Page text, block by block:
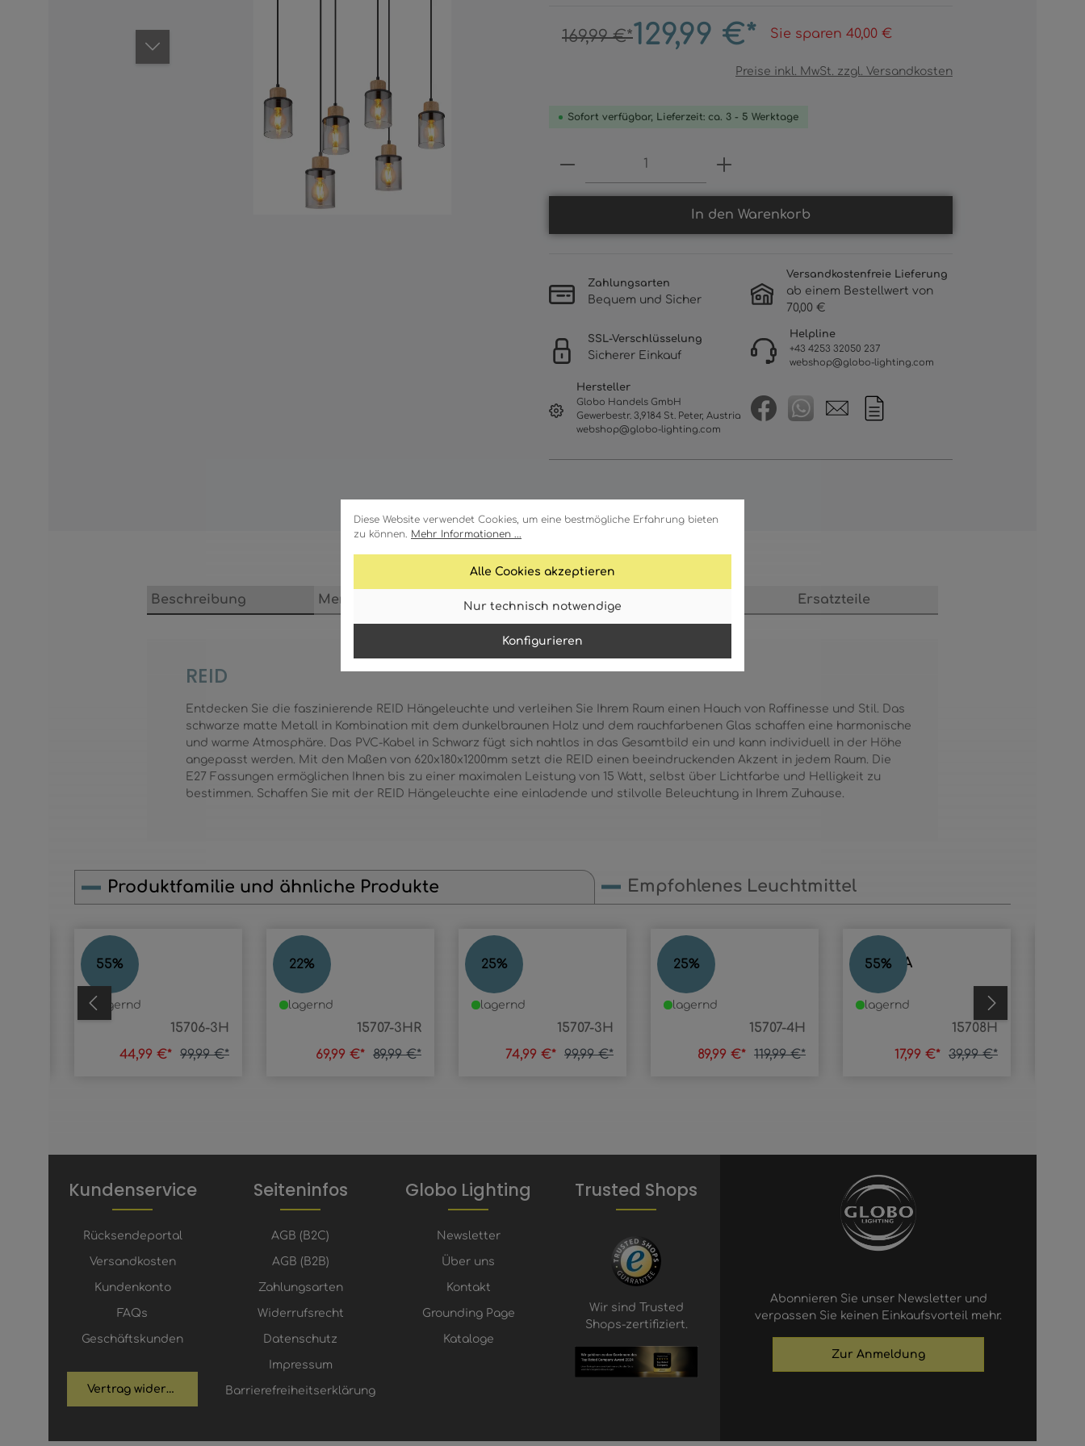
Diese Website verwendet Cookies, um eine bestmögliche Erfahrung bieten
zu können. Mehr Informationen ...
Alle Cookies akzeptieren
Nur technisch notwendige
Konfigurieren
169,99 €*129,99 €* Sie sparen 40,00 €
Preise inkl. MwSt. zzgl. Versandkosten
Sofort verfügbar, Lieferzeit: ca. 3 - 5 Werktage
Produkt Anzahl: Gib den gewünschten Wert ein
In den Warenkorb
Zahlungsarten
Bequem und Sicher
Versandkostenfreie Lieferung
ab einem Bestellwert von
70,00 €
SSL-Verschlüsselung
Sicherer Einkauf
Helpline
+43 4253 32050 237
webshop@globo-lighting.com
Hersteller
Globo Handels GmbH
Gewerbestr. 3,9184 St. Peter, Austria
webshop@globo-lighting.com
Beschreibung Merkmale Technische Daten Ersatzteile
REID
Entdecken Sie die faszinierende REID Hängeleuchte und verleihen Sie Ihrem Raum einen Hauch von Raffinesse und Stil. Das
schwarze matte Metall in Kombination mit dem dunkelbraunen Holz und dem rauchfarbenen Glas schaffen eine harmonische
und warme Atmosphäre. Das PVC-Kabel in Schwarz fügt sich nahtlos in das Gesamtbild ein und kann individuell in der Höhe
angepasst werden. Mit den Maßen von 620x180x1200mm setzt die REID einen beeindruckenden Akzent in jedem Raum. Die
E27 Fassungen ermöglichen Ihnen bis zu einer maximalen Leistung von 15 Watt, selbst über Lichtfarbe und Helligkeit zu
bestimmen. Schaffen Sie mit der REID Hängeleuchte eine einladende und stilvolle Beleuchtung in Ihrem Zuhause.
Produktfamilie und ähnliche Produkte Empfohlenes Leuchtmittel
Produktgalerie überspringen
55%
REID
15706-3H
lagernd
44,99 €* 99,99 €*
22%
REID
15707-3HR
lagernd
69,99 €* 89,99 €*
25%
REID
15707-3H
lagernd
74,99 €* 99,99 €*
25%
REID
15707-4H
lagernd
89,99 €* 119,99 €*
55%
LIDARIA
15708H
lagernd
17,99 €* 39,99 €*
Kundenservice
Rücksendeportal
Versandkosten
Kundenkonto
FAQs
Geschäftskunden
Vertrag widerrufen
Seiteninfos
AGB (B2C)
AGB (B2B)
Zahlungsarten
Widerrufsrecht
Datenschutz
Impressum
Barrierefreiheitserklärung
Globo Lighting
Newsletter
Über uns
Kontakt
Grounding Page
Kataloge
Trusted Shops
Wir sind Trusted
Shops-zertifiziert.
Abonnieren Sie unser Newsletter und
verpassen Sie keinen Einkaufsvorteil mehr.
Zur Anmeldung